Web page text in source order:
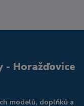
- Horažďovice
modelů, doplňků a